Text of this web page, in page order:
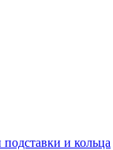
и кольца